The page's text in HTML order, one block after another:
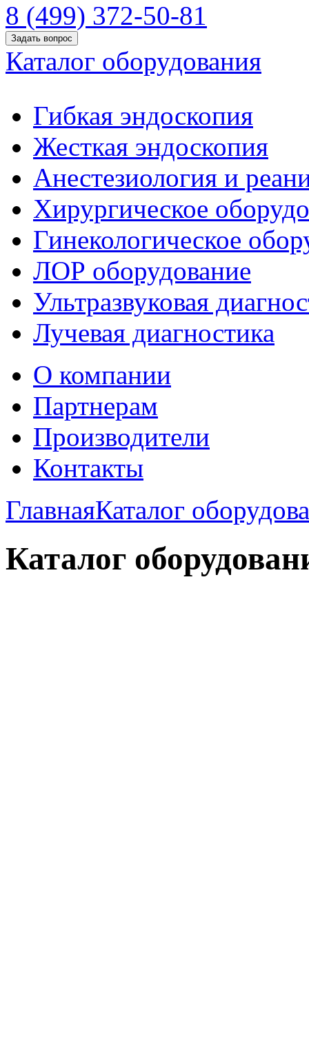
8 (499) 372-50-81
Задать вопрос
Каталог оборудования
Гибкая эндоскопия
Жесткая эндоскопия
Анестезиология и
Хирургическое
Гинекологическое
ЛОР оборудование
Ультразвуковая
Лучевая диагностика
О компании
Партнерам
Производители
Контакты
ГлавнаяКаталог
Каталог